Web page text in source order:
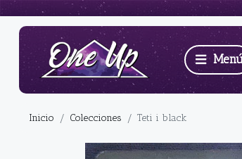
Inicio Colecciones Teti i black